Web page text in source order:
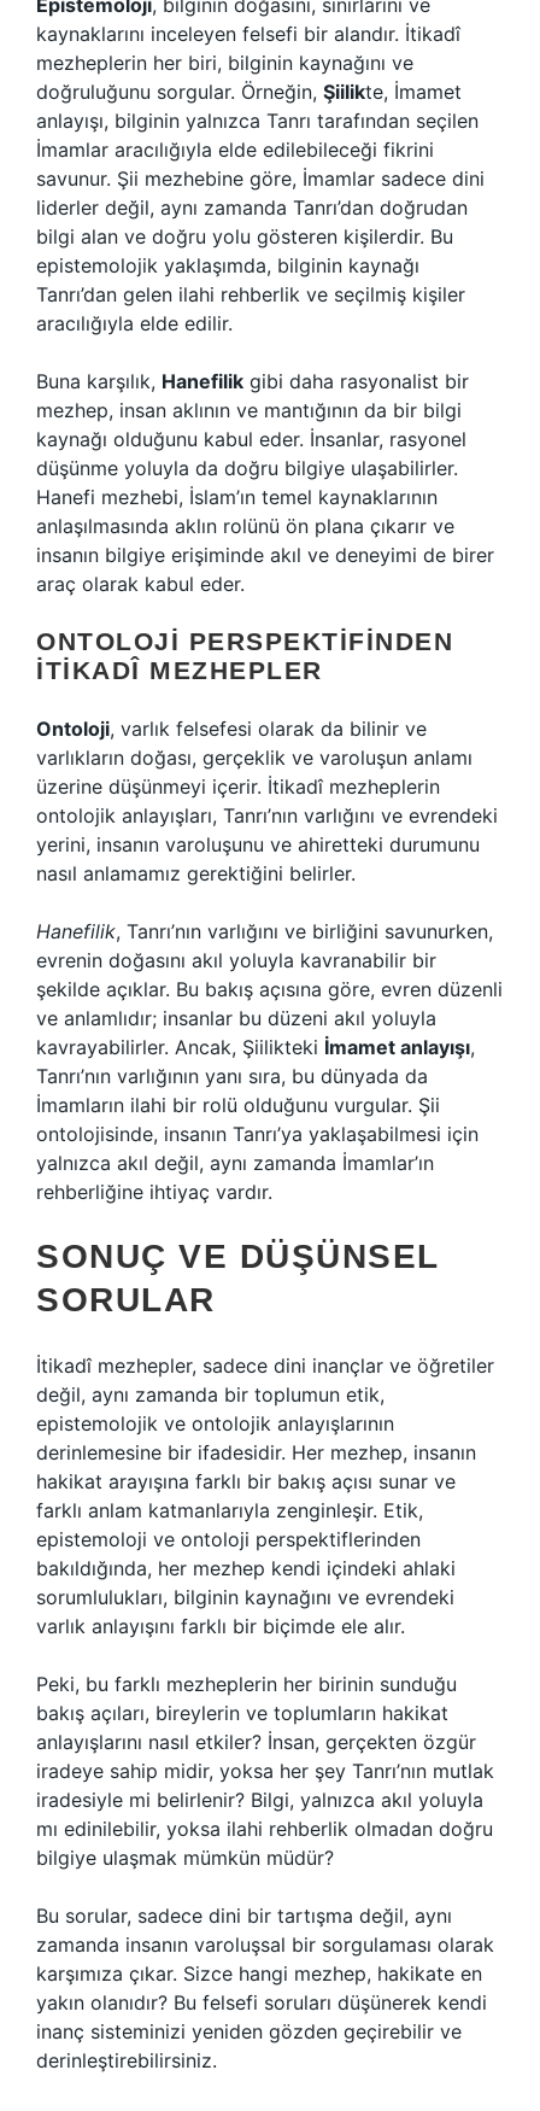
Epistemoloji, bilginin doğasını, sınırlarını ve
kaynaklarını inceleyen felsefi bir alandır. İtikadî
mezheplerin her biri, bilginin kaynağını ve
doğruluğunu sorgular. Örneğin, Şiilikte, İmamet
anlayışı, bilginin yalnızca Tanrı tarafından seçilen
İmamlar aracılığıyla elde edilebileceği fikrini
savunur. Şii mezhebine göre, İmamlar sadece dini
liderler değil, aynı zamanda Tanrı’dan doğrudan
bilgi alan ve doğru yolu gösteren kişilerdir. Bu
epistemolojik yaklaşımda, bilginin kaynağı
Tanrı’dan gelen ilahi rehberlik ve seçilmiş kişiler
aracılığıyla elde edilir.
Buna karşılık, Hanefilik gibi daha rasyonalist bir
mezhep, insan aklının ve mantığının da bir bilgi
kaynağı olduğunu kabul eder. İnsanlar, rasyonel
düşünme yoluyla da doğru bilgiye ulaşabilirler.
Hanefi mezhebi, İslam’ın temel kaynaklarının
anlaşılmasında aklın rolünü ön plana çıkarır ve
insanın bilgiye erişiminde akıl ve deneyimi de birer
araç olarak kabul eder.
ONTOLOJI PERSPEKTIFINDEN
İTIKADÎ MEZHEPLER
Ontoloji, varlık felsefesi olarak da bilinir ve
varlıkların doğası, gerçeklik ve varoluşun anlamı
üzerine düşünmeyi içerir. İtikadî mezheplerin
ontolojik anlayışları, Tanrı’nın varlığını ve evrendeki
yerini, insanın varoluşunu ve ahiretteki durumunu
nasıl anlamamız gerektiğini belirler.
Hanefilik, Tanrı’nın varlığını ve birliğini savunurken,
evrenin doğasını akıl yoluyla kavranabilir bir
şekilde açıklar. Bu bakış açısına göre, evren düzenli
ve anlamlıdır; insanlar bu düzeni akıl yoluyla
kavrayabilirler. Ancak, Şiilikteki İmamet anlayışı,
Tanrı’nın varlığının yanı sıra, bu dünyada da
İmamların ilahi bir rolü olduğunu vurgular. Şii
ontolojisinde, insanın Tanrı’ya yaklaşabilmesi için
yalnızca akıl değil, aynı zamanda İmamlar’ın
rehberliğine ihtiyaç vardır.
SONUÇ VE DÜŞÜNSEL
SORULAR
İtikadî mezhepler, sadece dini inançlar ve öğretiler
değil, aynı zamanda bir toplumun etik,
epistemolojik ve ontolojik anlayışlarının
derinlemesine bir ifadesidir. Her mezhep, insanın
hakikat arayışına farklı bir bakış açısı sunar ve
farklı anlam katmanlarıyla zenginleşir. Etik,
epistemoloji ve ontoloji perspektiflerinden
bakıldığında, her mezhep kendi içindeki ahlaki
sorumlulukları, bilginin kaynağını ve evrendeki
varlık anlayışını farklı bir biçimde ele alır.
Peki, bu farklı mezheplerin her birinin sunduğu
bakış açıları, bireylerin ve toplumların hakikat
anlayışlarını nasıl etkiler? İnsan, gerçekten özgür
iradeye sahip midir, yoksa her şey Tanrı’nın mutlak
iradesiyle mi belirlenir? Bilgi, yalnızca akıl yoluyla
mı edinilebilir, yoksa ilahi rehberlik olmadan doğru
bilgiye ulaşmak mümkün müdür?
Bu sorular, sadece dini bir tartışma değil, aynı
zamanda insanın varoluşsal bir sorgulaması olarak
karşımıza çıkar. Sizce hangi mezhep, hakikate en
yakın olanıdır? Bu felsefi soruları düşünerek kendi
inanç sisteminizi yeniden gözden geçirebilir ve
derinleştirebilirsiniz.